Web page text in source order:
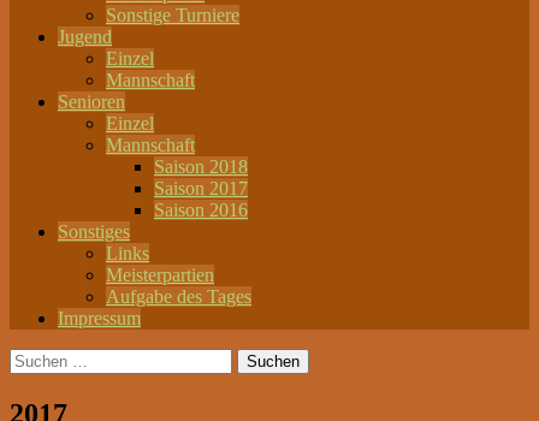
Sonstige Turniere
Jugend
Einzel
Mannschaft
Senioren
Einzel
Mannschaft
Saison 2018
Saison 2017
Saison 2016
Sonstiges
Links
Meisterpartien
Aufgabe des Tages
Impressum
Suchen
nach:
2017